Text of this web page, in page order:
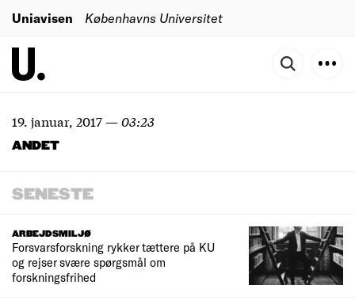
Uniavisen Københavns Universitet
19. januar, 2017—03:23
ANDET
SENESTE
ARBEJDSMILJØ
Forsvarsforskning rykker tættere på KU
og rejser svære spørgsmål om
forskningsfrihed